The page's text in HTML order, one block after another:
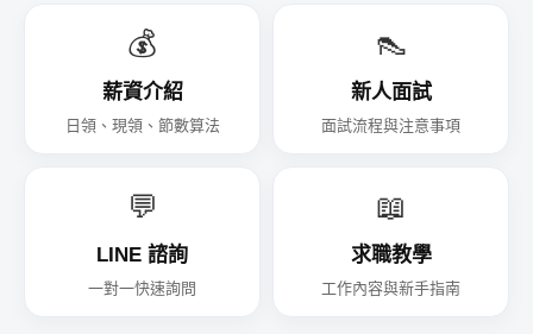
💰
薪資介紹
日領、現領、節數算法
👠
新人面試
面試流程與注意事項
💬
LINE 諮詢
一對一快速詢問
📖
求職教學
工作內容與新手指南